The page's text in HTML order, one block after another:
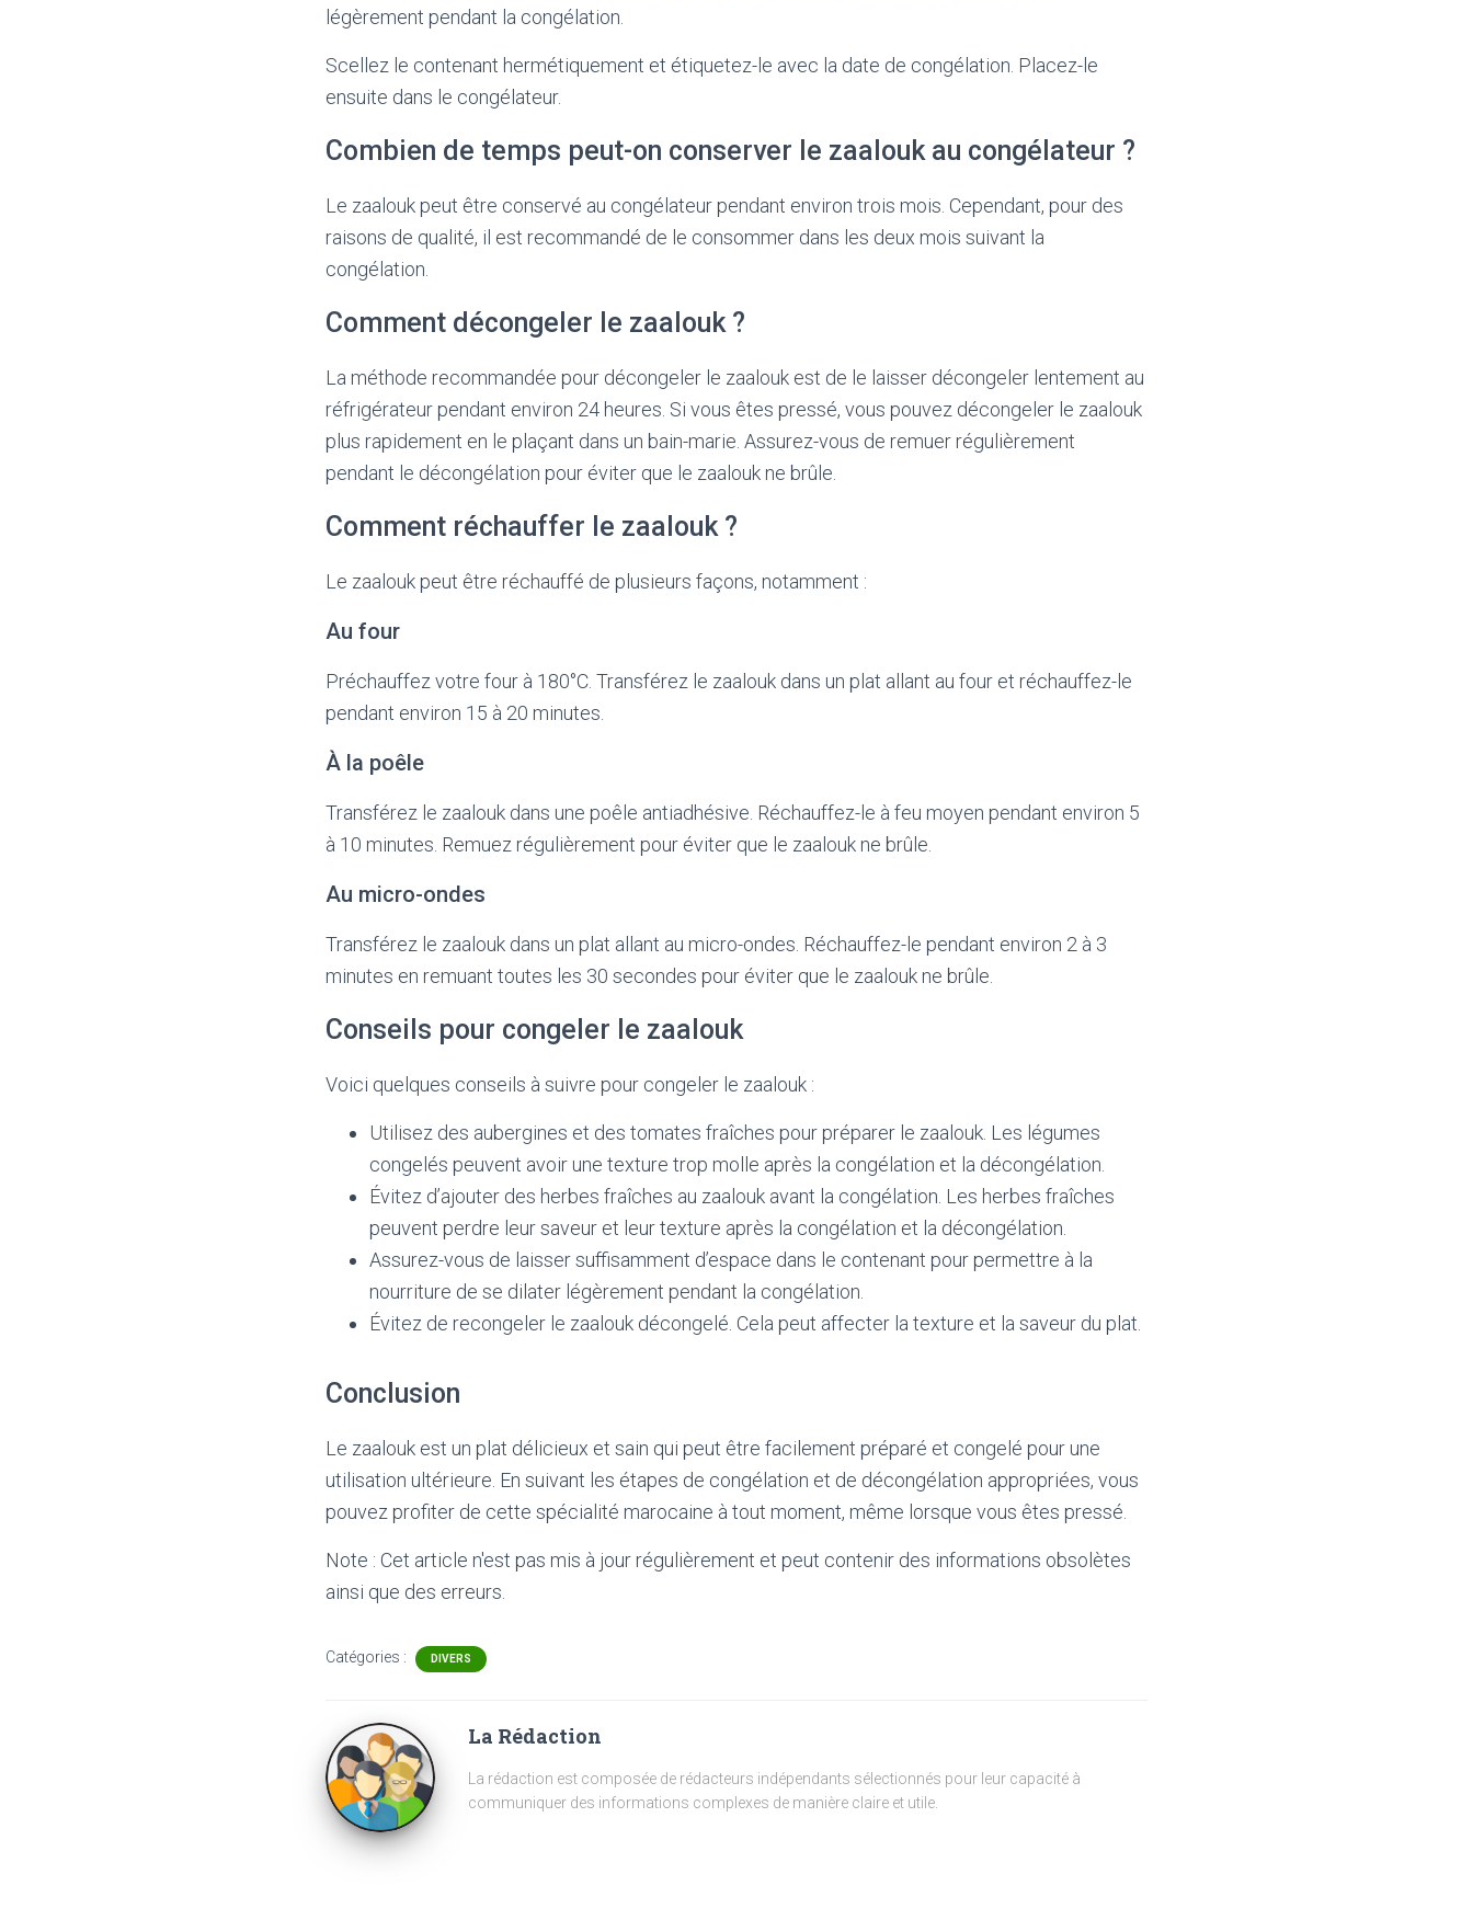
légèrement pendant la congélation.
Scellez le contenant hermétiquement et étiquetez-le avec la date de congélation. Placez-le
ensuite dans le congélateur.
Combien de temps peut-on conserver le zaalouk au congélateur ?
Le zaalouk peut être conservé au congélateur pendant environ trois mois. Cependant, pour des
raisons de qualité, il est recommandé de le consommer dans les deux mois suivant la
congélation.
Comment décongeler le zaalouk ?
La méthode recommandée pour décongeler le zaalouk est de le laisser décongeler lentement au
réfrigérateur pendant environ 24 heures. Si vous êtes pressé, vous pouvez décongeler le zaalouk
plus rapidement en le plaçant dans un bain-marie. Assurez-vous de remuer régulièrement
pendant le décongélation pour éviter que le zaalouk ne brûle.
Comment réchauffer le zaalouk ?
Le zaalouk peut être réchauffé de plusieurs façons, notamment :
Au four
Préchauffez votre four à 180°C. Transférez le zaalouk dans un plat allant au four et réchauffez-le
pendant environ 15 à 20 minutes.
À la poêle
Transférez le zaalouk dans une poêle antiadhésive. Réchauffez-le à feu moyen pendant environ 5
à 10 minutes. Remuez régulièrement pour éviter que le zaalouk ne brûle.
Au micro-ondes
Transférez le zaalouk dans un plat allant au micro-ondes. Réchauffez-le pendant environ 2 à 3
minutes en remuant toutes les 30 secondes pour éviter que le zaalouk ne brûle.
Conseils pour congeler le zaalouk
Voici quelques conseils à suivre pour congeler le zaalouk :
Utilisez des aubergines et des tomates fraîches pour préparer le zaalouk. Les légumes
congelés peuvent avoir une texture trop molle après la congélation et la décongélation.
Évitez d’ajouter des herbes fraîches au zaalouk avant la congélation. Les herbes fraîches
peuvent perdre leur saveur et leur texture après la congélation et la décongélation.
Assurez-vous de laisser suffisamment d’espace dans le contenant pour permettre à la
nourriture de se dilater légèrement pendant la congélation.
Évitez de recongeler le zaalouk décongelé. Cela peut affecter la texture et la saveur du plat.
Conclusion
Le zaalouk est un plat délicieux et sain qui peut être facilement préparé et congelé pour une
utilisation ultérieure. En suivant les étapes de congélation et de décongélation appropriées, vous
pouvez profiter de cette spécialité marocaine à tout moment, même lorsque vous êtes pressé.
Note : Cet article n'est pas mis à jour régulièrement et peut contenir des informations obsolètes
ainsi que des erreurs.
Catégories : DIVERS
La Rédaction
La rédaction est composée de rédacteurs indépendants sélectionnés pour leur capacité à
communiquer des informations complexes de manière claire et utile.